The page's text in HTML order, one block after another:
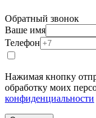
Обратный звонок
Ваше имя
Телефон
Нажимая кнопку
обработку моих
конфиденциальности